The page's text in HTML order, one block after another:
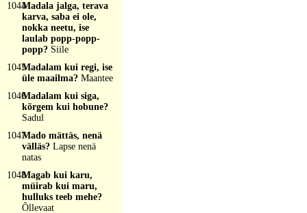
1044Madala jalga, terava
karva, saba ei ole,
nokka neetu, ise
laulab popp-popp-
popp? Siile
1045Madalam kui regi, ise
üle maailma? Maantee
1046Madalam kui siga,
kõrgem kui hobune?
Sadul
1047Mado mättäs, nenä
välläs? Lapse nenä
natas
1048Magab kui karu,
müirab kui maru,
hulluks teeb mehe?
Õllevaat